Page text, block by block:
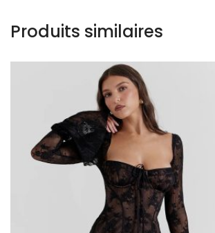
Produits similaires